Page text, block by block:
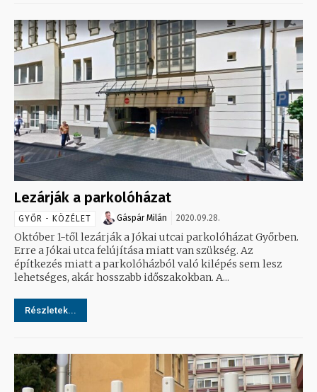
Lezárják a parkolóházat
GYŐR - KÖZÉLET Gáspár Milán 2020.09.28.
Október 1-től lezárják a Jókai utcai parkolóházat Győrben.
Erre a Jókai utca felújítása miatt van szükség. Az
építkezés miatt a parkolóházból való kilépés sem lesz
lehetséges, akár hosszabb időszakokban. A...
Részletek...